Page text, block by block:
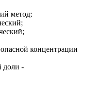
метод;
концентрации
доли -